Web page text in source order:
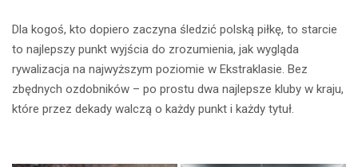
Dla kogoś, kto dopiero zaczyna śledzić polską piłkę, to starcie
to najlepszy punkt wyjścia do zrozumienia, jak wygląda
rywalizacja na najwyższym poziomie w Ekstraklasie. Bez
zbędnych ozdobników – po prostu dwa najlepsze kluby w kraju,
które przez dekady walczą o każdy punkt i każdy tytuł.